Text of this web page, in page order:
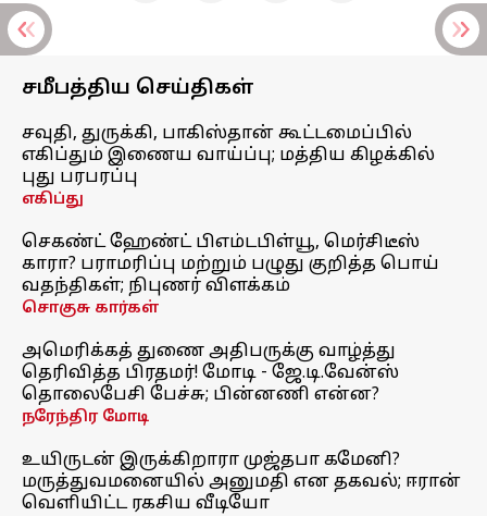
சமீபத்திய செய்திகள்
சவுதி, துருக்கி, பாகிஸ்தான் கூட்டமைப்பில்
எகிப்தும் இணைய வாய்ப்பு; மத்திய கிழக்கில்
புது பரபரப்பு
எகிப்து
செகண்ட் ஹேண்ட் பிஎம்டபிள்யூ, மெர்சிடீஸ்
காரா? பராமரிப்பு மற்றும் பழுது குறித்த பொய்
வதந்திகள்; நிபுணர் விளக்கம்
சொகுசு கார்கள்
அமெரிக்கத் துணை அதிபருக்கு வாழ்த்து
தெரிவித்த பிரதமர்! மோடி - ஜே.டி.வேன்ஸ்
தொலைபேசி பேச்சு; பின்னணி என்ன?
நரேந்திர மோடி
உயிருடன் இருக்கிறாரா முஜ்தபா கமேனி?
மருத்துவமனையில் அனுமதி என தகவல்; ஈரான்
வெளியிட்ட ரகசிய வீடியோ